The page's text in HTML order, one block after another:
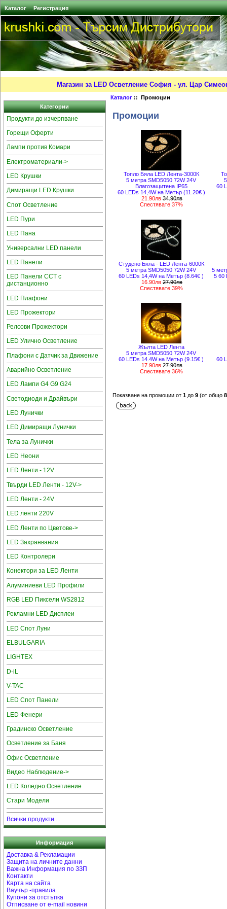
Каталог Регистрация
Магазин за LED Осветление София - ул. Цар
Категории
Продукти до изчерпване
Горещи Оферти
Лампи против Комари
Електроматериали->
LED Крушки
Димиращи LED Крушки
Спот Осветление
LED Пури
LED Пана
Универсални LED панели
LED Панели
LED Панели CCT с
дистанционно
LED Плафони
LED Прожектори
Релсови Прожектори
LED Улично Осветление
Плафони с Датчик за Движение
Аварийно Осветление
LED Лампи G4 G9 G24
Светодиоди и Драйвъри
LED Лунички
LED Димиращи Лунички
Тела за Лунички
LED Неони
LED Ленти - 12V
Твърди LED Ленти - 12V->
LED Ленти - 24V
LED ленти 220V
LED Ленти по Цветове->
LED Захранвания
LED Контролери
Конектори за LED Ленти
Алуминиеви LED Профили
RGB LED Пиксели WS2812
Рекламни LED Дисплеи
LED Спот Луни
ELBULGARIA
LIGHTEX
D-iL
V-TAC
LED Спот Панели
LED Фенери
Градинско Осветление
Осветление за Баня
Офис Осветление
Видео Наблюдение->
LED Коледно Осветление
Стари Модели
Всички продукти ...
Информация
Доставка & Рекламации
Защита на личните данни
Важна Информация по ЗЗП
Контакти
Карта на сайта
Ваучър -правила
Купони за отстъпка
Отписване от e-mail новини
Каталог :: Промоции
Промоции
Топло Бяла LED Лента-3000К
5 метра SMD5050 72W 24V
Влагозащитена IP65
60 LEDs 14,4W на Метър (11.20€ )
21.90лв 34.90лв
Спестявате 37%
60
Студено Бяла - LED Лента-6000К
5 метра SMD5050 72W 24V
60 LEDs 14,4W на Метър (8.64€ )
16.90лв 27.90лв
Спестявате 39%
5
5 60
Жълта LED Лента
5 метра SMD5050 72W 24V
60 LEDs 14.4W на Метър (9.15€ )
17.90лв 27.90лв
Спестявате 36%
60
Показване на промоции от 1до 9(от общо